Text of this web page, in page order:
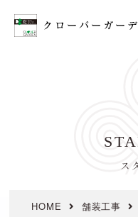
ス
HOME 舗装工事